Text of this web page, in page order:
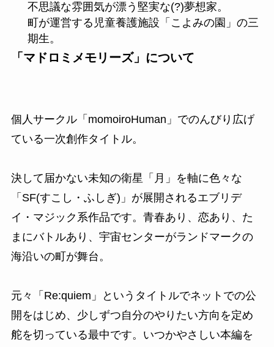
不思議な雰囲気が漂う堅実な(?)夢想家。
町が運営する児童養護施設「こよみの園」の三
期生。
「マドロミメモリーズ」について
個人サークル「momoiroHuman」でのんびり広げ
ている一次創作タイトル。
決して届かない未知の衛星「月」を軸に色々な
「SF(すこし・ふしぎ)」が展開されるエブリデ
イ・マジック系作品です。青春あり、恋あり、た
まにバトルあり、宇宙センターがランドマークの
海沿いの町が舞台。
元々「Re:quiem」というタイトルでネットでの公
開をはじめ、少しずつ自分のやりたい方向を定め
舵を切っている最中です。いつかやさしい本編を